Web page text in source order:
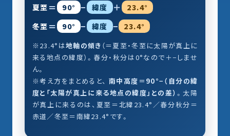
夏至 ＝ 90° − 緯度 ＋ 23.4°
冬至 ＝ 90° − 緯度 − 23.4°
※23.4°は地軸の傾き （＝夏至・冬至に太陽が真上に
来る地点の緯度）。春分・秋分は0°なので＋−しませ
ん。
※考え方をまとめると、 南中高度＝90°−（自分の緯
度と「太陽が真上に来る地点の緯度」との差） 。太陽
が真上に来るのは、夏至＝北緯23.4°／春分秋分＝
赤道／冬至＝南緯23.4°です。